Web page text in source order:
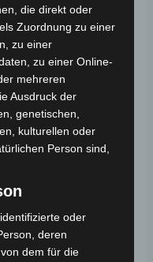
die direkt oder
Zuordnung zu einer
zu einer
zu einer Online-
mehreren
Ausdruck der
genetischen,
kulturellen oder
Person sind,
oder
deren
dem für die